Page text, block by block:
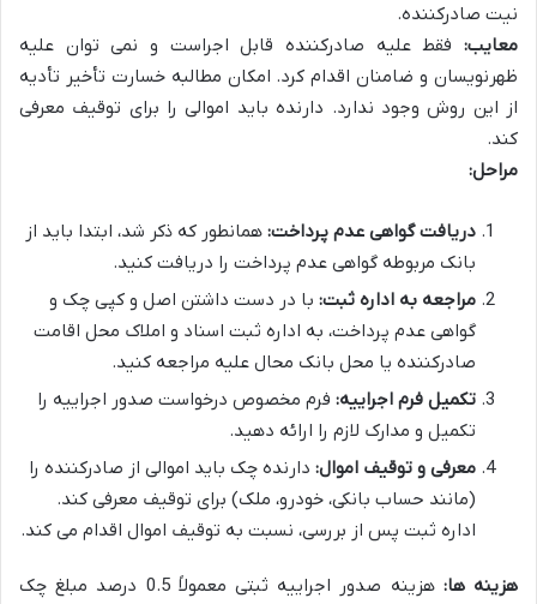
نیت صادرکننده.
معایب: فقط علیه صادرکننده قابل اجراست و نمی توان علیه
ظهرنویسان و ضامنان اقدام کرد. امکان مطالبه خسارت تأخیر تأدیه
از این روش وجود ندارد. دارنده باید اموالی را برای توقیف معرفی
کند.
مراحل:
دریافت گواهی عدم پرداخت: همانطور که ذکر شد، ابتدا باید از
بانک مربوطه گواهی عدم پرداخت را دریافت کنید.
مراجعه به اداره ثبت: با در دست داشتن اصل و کپی چک و
گواهی عدم پرداخت، به اداره ثبت اسناد و املاک محل اقامت
صادرکننده یا محل بانک محال علیه مراجعه کنید.
تکمیل فرم اجراییه: فرم مخصوص درخواست صدور اجراییه را
تکمیل و مدارک لازم را ارائه دهید.
معرفی و توقیف اموال: دارنده چک باید اموالی از صادرکننده را
(مانند حساب بانکی، خودرو، ملک) برای توقیف معرفی کند.
اداره ثبت پس از بررسی، نسبت به توقیف اموال اقدام می کند.
هزینه ها:
هزینه صدور اجراییه ثبتی معمولاً 0.5 درصد مبلغ چک